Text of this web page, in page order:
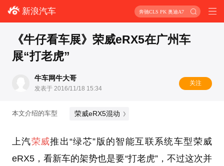
新浪汽车 奔驰CLS PK 奥迪A7
《牛仔看车展》荣威eRX5在广州车
展“打老虎”
牛车网牛大哥
发表于 2016/11/18 15:34
关注
本文介绍的车型 荣威eRX5混动
上汽荣威推出“绿芯”版的智能互联系统车型荣威
eRX5，看新车的架势也是要“打老虎”，不过这次并